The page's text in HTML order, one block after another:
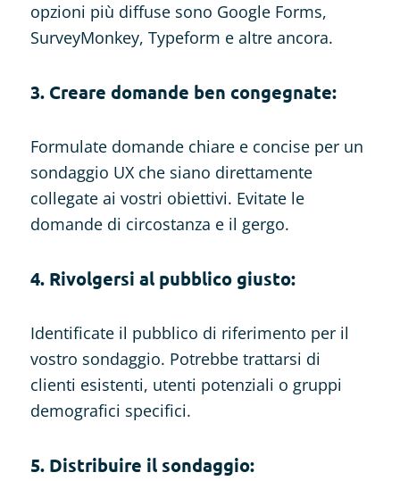
opzioni più diffuse sono Google Forms,
SurveyMonkey, Typeform e altre ancora.
3. Creare domande ben congegnate:
Formulate domande chiare e concise per un
sondaggio UX che siano direttamente
collegate ai vostri obiettivi. Evitate le
domande di circostanza e il gergo.
4. Rivolgersi al pubblico giusto:
Identificate il pubblico di riferimento per il
vostro sondaggio. Potrebbe trattarsi di
clienti esistenti, utenti potenziali o gruppi
demografici specifici.
5. Distribuire il sondaggio: